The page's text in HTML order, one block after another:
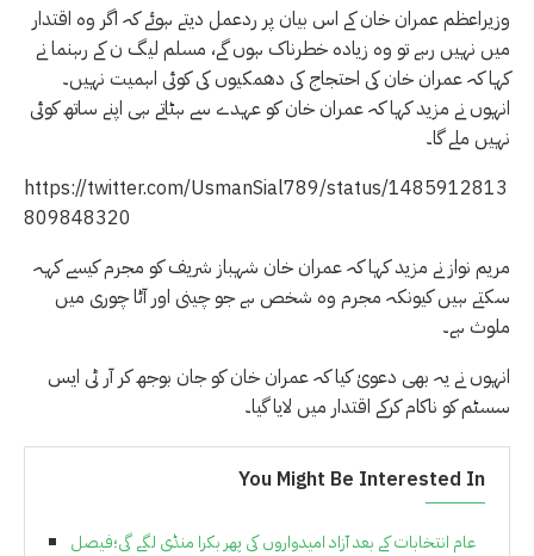
وزیراعظم عمران خان کے اس بیان پر ردعمل دیتے ہوئے کہ اگر وہ اقتدار
میں نہیں رہے تو وہ زیادہ خطرناک ہوں گے، مسلم لیگ ن کے رہنما نے
کہا کہ عمران خان کی احتجاج کی دھمکیوں کی کوئی اہمیت نہیں۔
انہوں نے مزید کہا کہ عمران خان کو عہدے سے ہٹاتے ہی اپنے ساتھ کوئی
نہیں ملے گا۔
https://twitter.com/UsmanSial789/status/1485912813
809848320
مریم نواز نے مزید کہا کہ عمران خان شہباز شریف کو مجرم کیسے کہہ
سکتے ہیں کیونکہ مجرم وہ شخص ہے جو چینی اور آٹا چوری میں
ملوث ہے۔
انہوں نے یہ بھی دعویٰ کیا کہ عمران خان کو جان بوجھ کر آر ٹی ایس
سسٹم کو ناکام کرکے اقتدار میں لایا گیا۔
You Might Be Interested In
عام انتخابات کے بعد آزاد امیدواروں کی پھر بکرا منڈی لگے گی؛فیصل